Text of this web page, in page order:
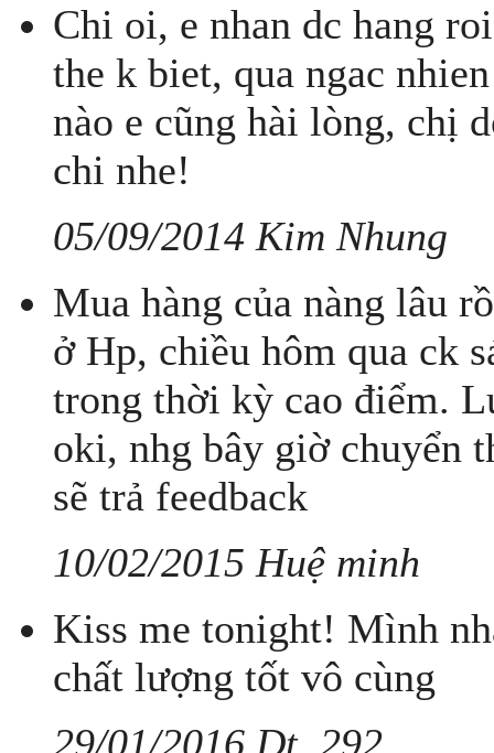
Chi oi, e nhan dc hang
the k biet, qua ngac
nào e cũng hài lòng, chị
chi nhe!
05/09/2014 Kim Nhung
Mua hàng của nàng lâu
ở Hp, chiều hôm qua ck
trong thời kỳ cao điểm.
oki, nhg bây giờ chuyển
sẽ trả feedback
10/02/2015 Huệ minh
Kiss me tonight! Mình
chất lượng tốt vô cùng
29/01/2016 Dt..292